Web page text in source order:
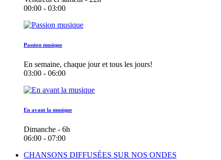
00:00 - 03:00
Passion musique
En semaine, chaque jour et tous les jours!
03:00 - 06:00
En avant la musique
Dimanche - 6h
06:00 - 07:00
CHANSONS DIFFUSÉES SUR NOS ONDES